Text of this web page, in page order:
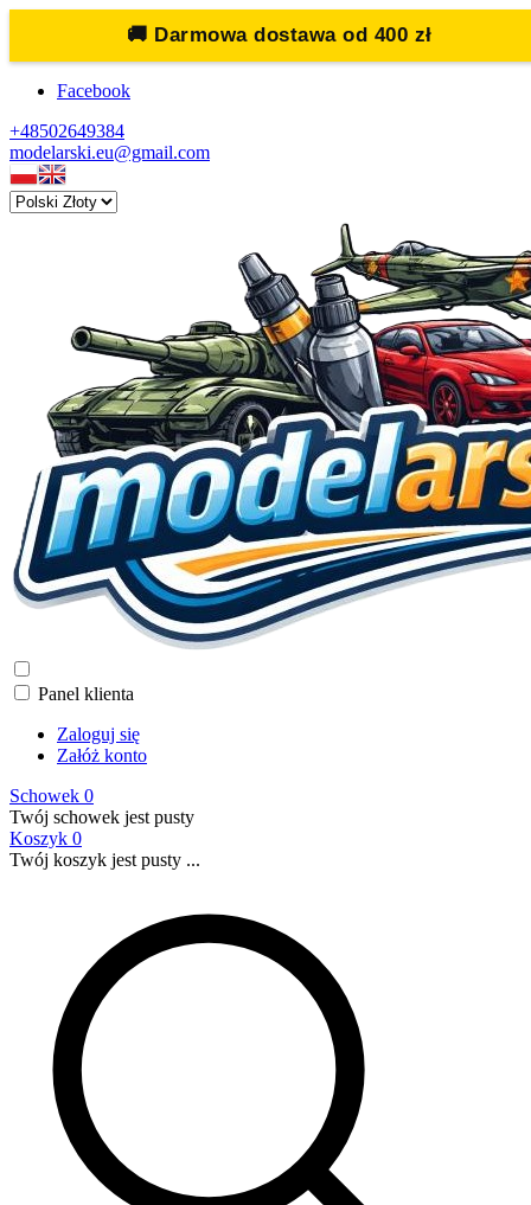
🚚 Darmowa dostawa od 400 zł
Facebook
+48502649384
modelarski.eu@gmail.com
Panel klienta
Zaloguj się
Załóż konto
Schowek 0
Twój schowek jest pusty
Koszyk 0
Twój koszyk jest pusty ...